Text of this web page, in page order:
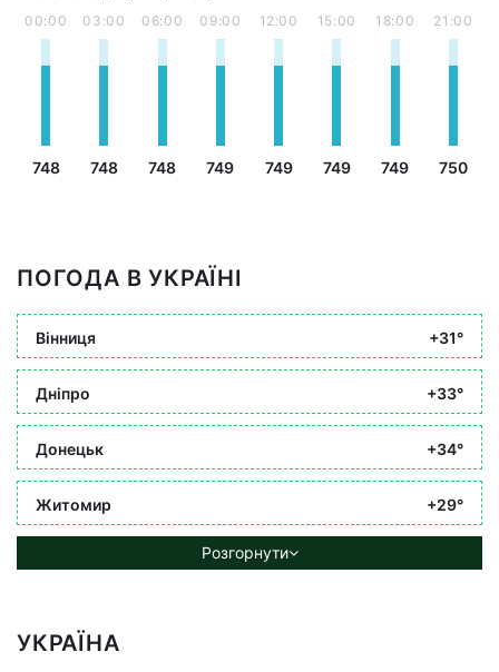
00:00
748
03:00
748
06:00
748
09:00
749
12:00
749
15:00
749
18:00
749
21:00
750
ПОГОДА В УКРАЇНІ
Вінниця +31°
Дніпро +33°
Донецьк +34°
Житомир +29°
Розгорнути
УКРАЇНА